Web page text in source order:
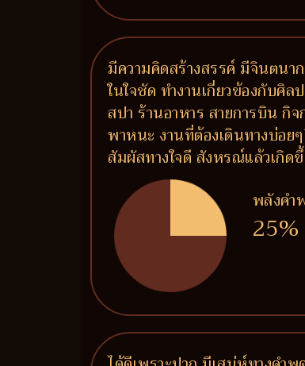
มีความคิดสร้างสรรค์ มีจินตนา
ในใจชัด ทำงานเกี่ยวข้องกับศิ
สปา ร้านอาหาร สายการบิน กิ
พาหนะ งานที่ต้องเดินทางบ่อย
สัมผัสทางใจดี สังหรณ์แล้วเกิด
พลังคำ
25%